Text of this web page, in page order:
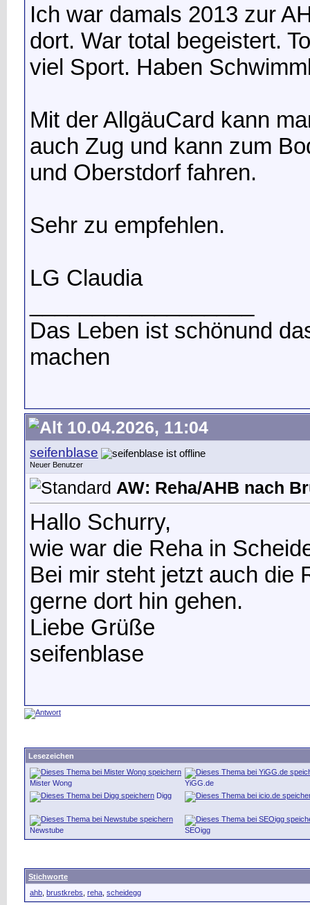
Ich war damals 2013 zur
dort. War total begeistert.
viel Sport. Haben
Mit der AllgäuCard kann
auch Zug und kann zum
und Oberstdorf fahren.
Sehr zu empfehlen.
LG Claudia
Das Leben ist schönund
machen
10.04.2026, 11:04
seifenblase
Neuer Benutzer
AW: Reha/AHB nach
Hallo Schurry,
wie war die Reha in
Bei mir steht jetzt auch die
gerne dort hin gehen.
Liebe Grüße
seifenblase
Lesezeichen
Mister Wong
YiGG.de
Digg
Newstube SEOigg
Stichworte
ahb brustkrebs reha scheidegg